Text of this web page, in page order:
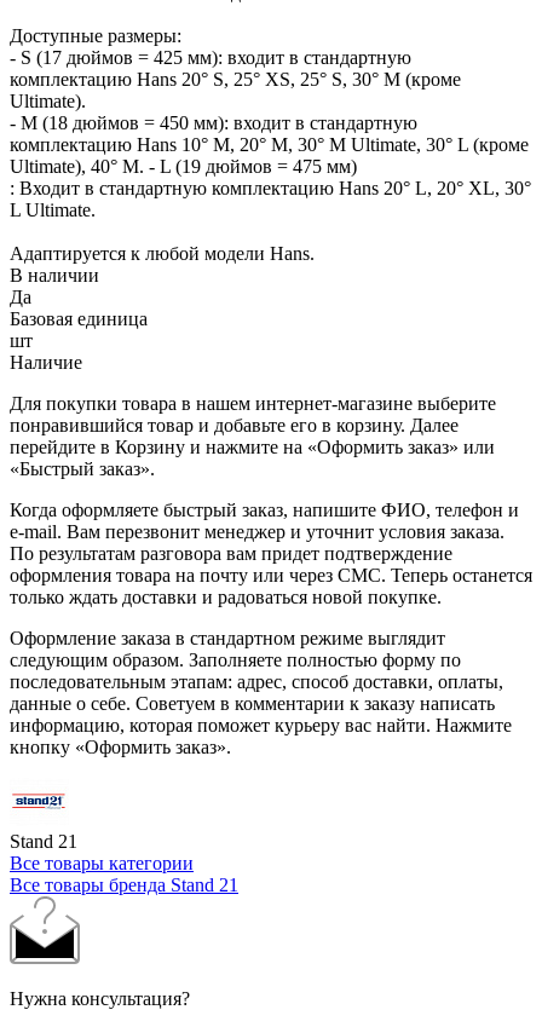
Доступные размеры:
- S (17 дюймов = 425 мм): входит в стандартную
комплектацию Hans 20° S, 25° XS, 25° S, 30° M (кроме
Ultimate).
- M (18 дюймов = 450 мм): входит в стандартную
комплектацию Hans 10° M, 20° M, 30° M Ultimate, 30° L (кроме
Ultimate), 40° M. - L (19 дюймов = 475 мм)
: Входит в стандартную комплектацию Hans 20° L, 20° XL, 30°
L Ultimate.
Адаптируется к любой модели Hans.
В наличии
Да
Базовая единица
шт
Наличие
Для покупки товара в нашем интернет-магазине выберите
понравившийся товар и добавьте его в корзину. Далее
перейдите в Корзину и нажмите на «Оформить заказ» или
«Быстрый заказ».
Когда оформляете быстрый заказ, напишите ФИО, телефон и
e-mail. Вам перезвонит менеджер и уточнит условия заказа.
По результатам разговора вам придет подтверждение
оформления товара на почту или через СМС. Теперь останется
только ждать доставки и радоваться новой покупке.
Оформление заказа в стандартном режиме выглядит
следующим образом. Заполняете полностью форму по
последовательным этапам: адрес, способ доставки, оплаты,
данные о себе. Советуем в комментарии к заказу написать
информацию, которая поможет курьеру вас найти. Нажмите
кнопку «Оформить заказ».
Stand 21
Все товары категории
Все товары бренда Stand 21
Нужна консультация?